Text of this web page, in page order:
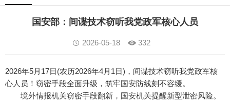
国安部：间谍技术窃听我党政军核心人员
2026-05-18 332
2026年5月17日(农历2026年4月1日)，间谍技术窃听我党政军核
心人员！窃密手段全面升级，筑牢国安防线刻不容缓。
境外情报机关窃密手段翻新，国安机关提醒新型泄密风险。